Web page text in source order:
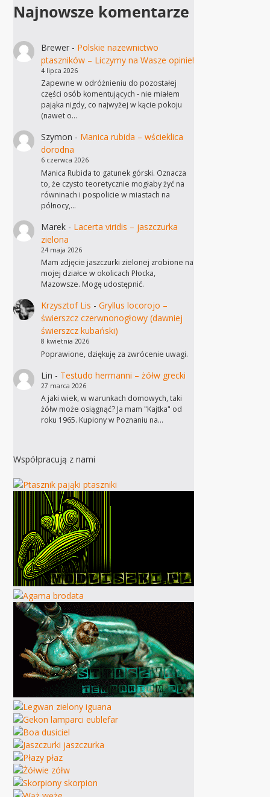
Najnowsze komentarze
Brewer- Polskie nazewnictwo
ptaszników – Liczymy na Wasze opinie!
4 lipca 2026
Zapewne w odróżnieniu do pozostałej
części osób komentujących - nie miałem
pająka nigdy, co najwyżej w kącie pokoju
(nawet o…
Szymon - Manica rubida – wścieklica
dorodna
6 czerwca 2026
Manica Rubida to gatunek górski. Oznacza
to, że czysto teoretycznie mogłaby żyć na
równinach i pospolicie w miastach na
północy,…
Marek- Lacerta viridis – jaszczurka
zielona
24 maja 2026
Mam zdjęcie jaszczurki zielonej zrobione na
mojej działce w okolicach Płocka,
Mazowsze. Mogę udostępnić.
Krzysztof Lis - Gryllus locorojo –
świerszcz czerwnonogłowy (dawniej
świerszcz kubański)
8 kwietnia 2026
Poprawione, dziękuję za zwrócenie uwagi.
Lin - Testudo hermanni – żółw grecki
27 marca 2026
A jaki wiek, w warunkach domowych, taki
żółw może osiągnąć? Ja mam "Kajtka" od
roku 1965. Kupiony w Poznaniu na…
Współpracują z nami